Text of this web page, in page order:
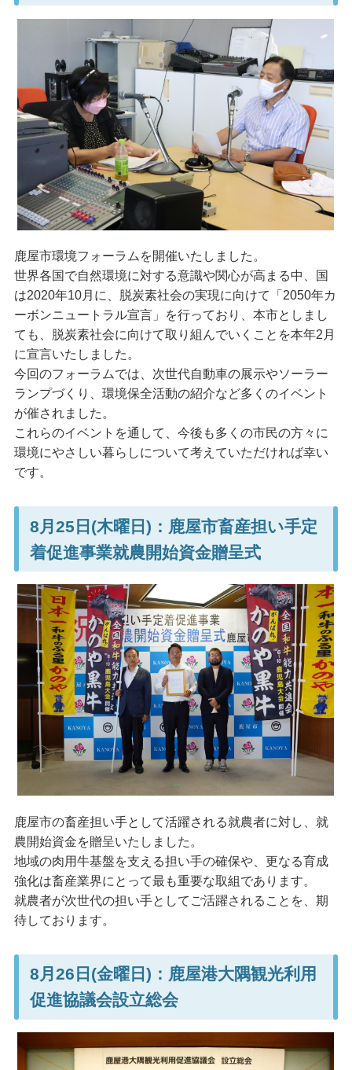
鹿屋市環境フォーラムを開催いたしました。
世界各国で自然環境に対する意識や関心が高まる中、国
は2020年10月に、脱炭素社会の実現に向けて「2050年カ
ーボンニュートラル宣言」を行っており、本市としまし
ても、脱炭素社会に向けて取り組んでいくことを本年2月
に宣言いたしました。
今回のフォーラムでは、次世代自動車の展示やソーラー
ランプづくり、環境保全活動の紹介など多くのイベント
が催されました。
これらのイベントを通して、今後も多くの市民の方々に
環境にやさしい暮らしについて考えていただければ幸い
です。
8月25日(木曜日)：鹿屋市畜産担い手定
着促進事業就農開始資金贈呈式
鹿屋市の畜産担い手として活躍される就農者に対し、就
農開始資金を贈呈いたしました。
地域の肉用牛基盤を支える担い手の確保や、更なる育成
強化は畜産業界にとって最も重要な取組であります。
就農者が次世代の担い手としてご活躍されることを、期
待しております。
8月26日(金曜日)：鹿屋港大隅観光利用
促進協議会設立総会